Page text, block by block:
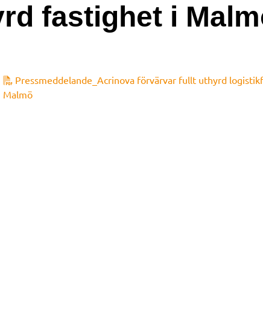
fastighet i
Pressmeddelande_Acrinova förvärvar fullt uthyrd
Malmö